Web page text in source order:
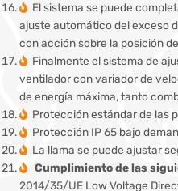
El sistema se puede
ajuste automático del exceso
con acción sobre la posición
Finalmente el sistema de
ventilador con variador de
de energía máxima, tanto
Protección estándar de las
Protección IP 65 bajo
La llama se puede ajustar
Cumplimiento de las
2014/35/UE Low Voltage